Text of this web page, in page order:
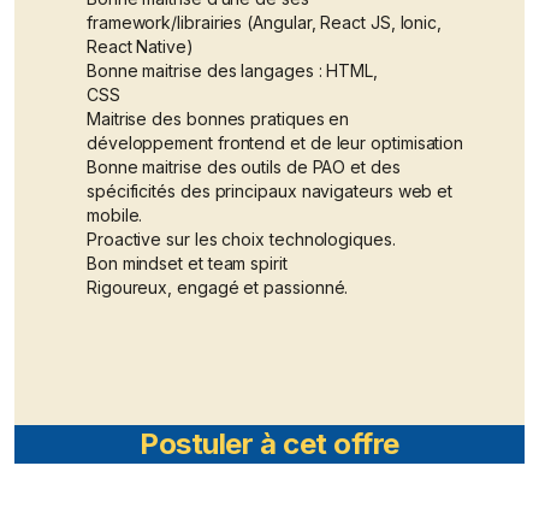
framework/librairies (Angular, React JS, Ionic,
React Native)
Bonne maitrise des langages : HTML,
CSS
Maitrise des bonnes pratiques en
développement frontend et de leur optimisation
Bonne maitrise des outils de PAO et des
spécificités des principaux navigateurs web et
mobile.
Proactive sur les choix technologiques.
Bon mindset et team spirit
Rigoureux, engagé et passionné.
Postuler à cet offre